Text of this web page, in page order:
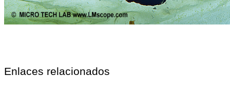
Enlaces relacionados